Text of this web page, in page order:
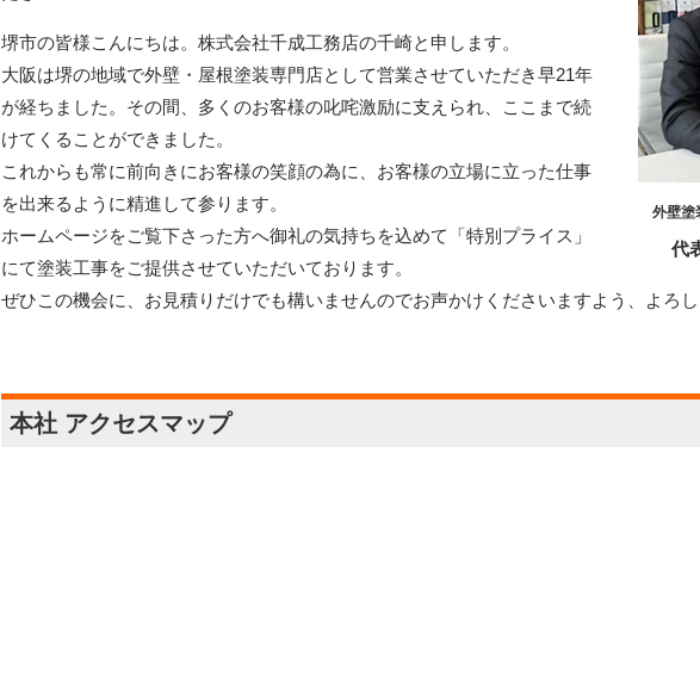
外壁塗
代
堺市の皆様こんにちは。株式会社千成工務店の千崎と申します。
大阪は堺の地域で外壁・屋根塗装専門店として営業させていただき早21年
が経ちました。その間、多くのお客様の叱咤激励に支えられ、ここまで続
けてくることができました。
これからも常に前向きにお客様の笑顔の為に、お客様の立場に立った仕事
を出来るように精進して参ります。
ホームページをご覧下さった方へ御礼の気持ちを込めて「特別プライス」
にて塗装工事をご提供させていただいております。
ぜひこの機会に、お見積りだけでも構いませんのでお声かけくださいますよう、よろし
本社 アクセスマップ